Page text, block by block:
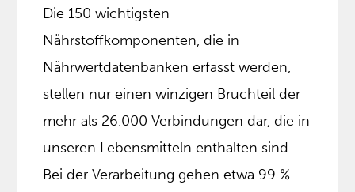
Die 150 wichtigsten
Nährstoffkomponenten, die in
Nährwertdatenbanken erfasst werden,
stellen nur einen winzigen Bruchteil der
mehr als 26.000 Verbindungen dar, die in
unseren Lebensmitteln enthalten sind.
Bei der Verarbeitung gehen etwa 99 %